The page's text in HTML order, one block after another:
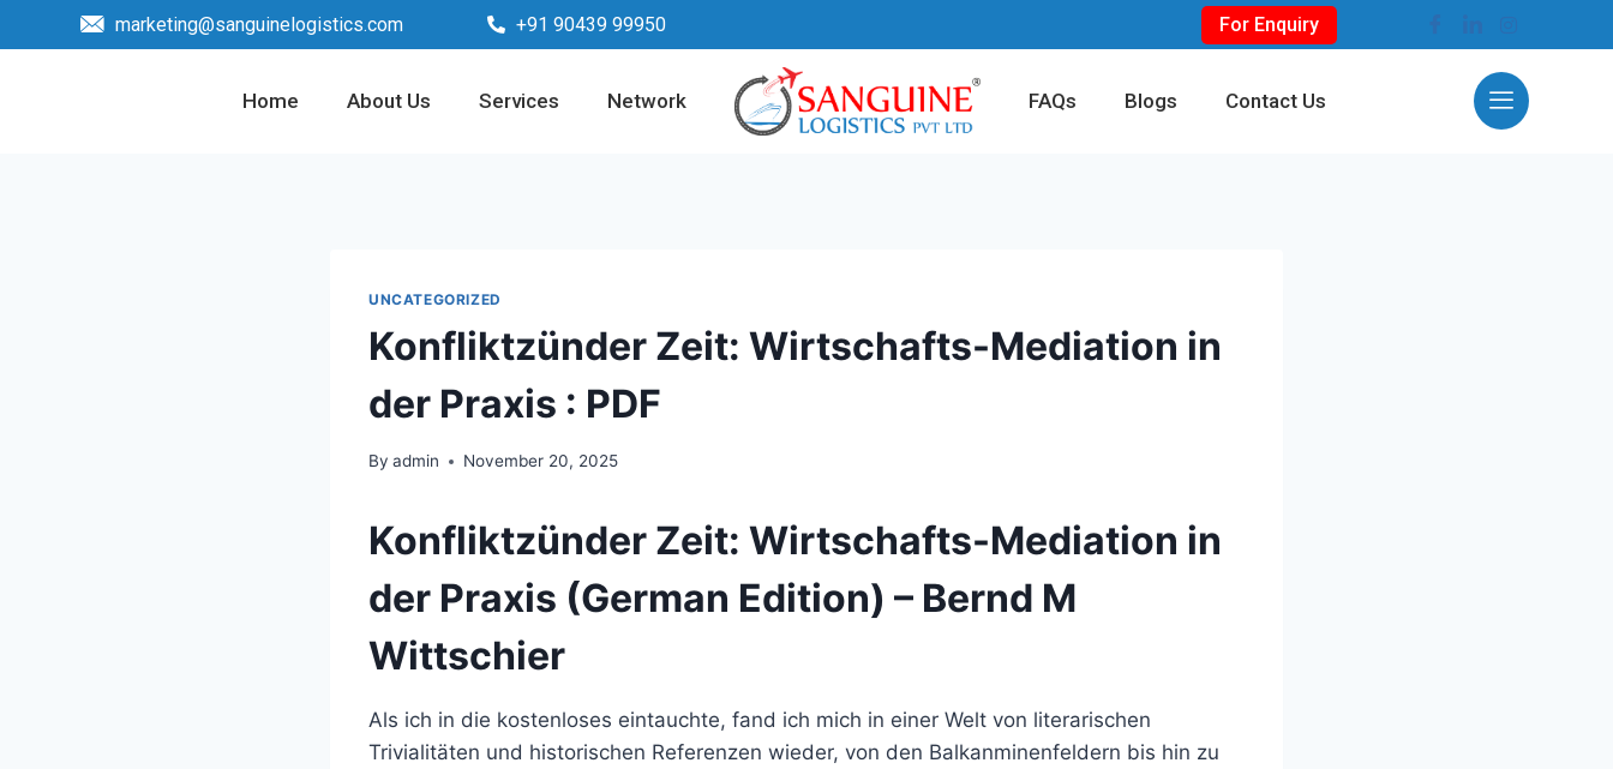
marketing@sanguinelogistics.com +91 90439 99950 For Enquiry
Home About Us Services Network FAQs Blogs Contact Us
UNCATEGORIZED
Konfliktzünder Zeit: Wirtschafts-Mediation in
der Praxis : PDF
By admin November 20, 2025
Konfliktzünder Zeit: Wirtschafts-Mediation in
der Praxis (German Edition) – Bernd M
Wittschier
Als ich in die kostenloses eintauchte, fand ich mich in einer Welt von literarischen
Trivialitäten und historischen Referenzen wieder, von den Balkanminenfeldern bis hin zu